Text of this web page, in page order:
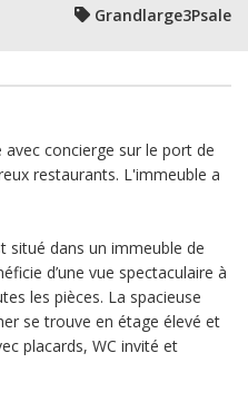
Grandlarge3Psale
concierge sur le port de
restaurants. L'immeuble a
situé dans un immeuble de
d’une vue spectaculaire à
les pièces. La spacieuse
se trouve en étage élevé et
placards, WC invité et
un salon - salle à manger
à coucher avec salles